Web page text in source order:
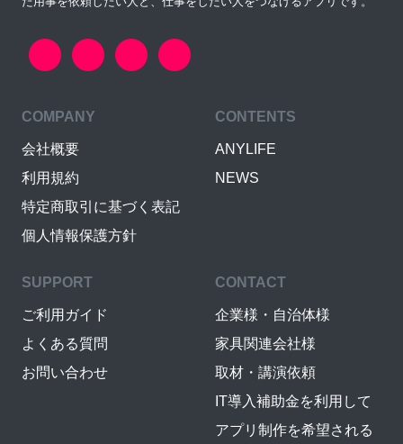
COMPANY
会社概要
利用規約
特定商取引に基づく表記
個人情報保護方針
CONTENTS
ANYLIFE
NEWS
SUPPORT
ご利用ガイド
よくある質問
お問い合わせ
CONTACT
企業様・自治体様
家具関連会社様
取材・講演依頼
IT導入補助金を利用して
アプリ制作を希望される